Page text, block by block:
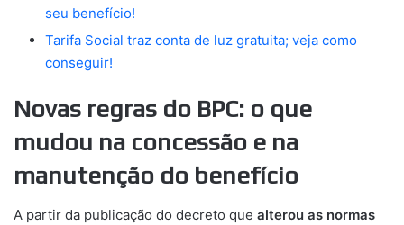
seu benefício!
Tarifa Social traz conta de luz gratuita; veja como
conseguir!
Novas regras do BPC: o que
mudou na concessão e na
manutenção do benefício
A partir da publicação do decreto que alterou as normas